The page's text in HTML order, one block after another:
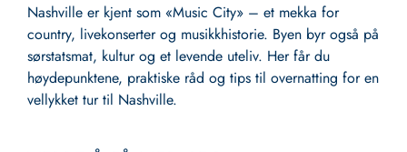
Nashville er kjent som «Music City» – et mekka for
country, livekonserter og musikkhistorie. Byen byr også på
sørstatsmat, kultur og et levende uteliv. Her får du
høydepunktene, praktiske råd og tips til overnatting for en
vellykket tur til Nashville.